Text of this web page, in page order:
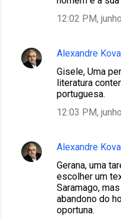
12:02 PM,
Alexandre
Gisele, Uma
literatura
portuguesa.
12:03 PM,
Alexandre
Gerana, uma
escolher um
Saramago,
abandono do
oportuna.